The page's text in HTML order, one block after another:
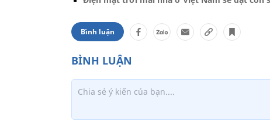
Bình luận